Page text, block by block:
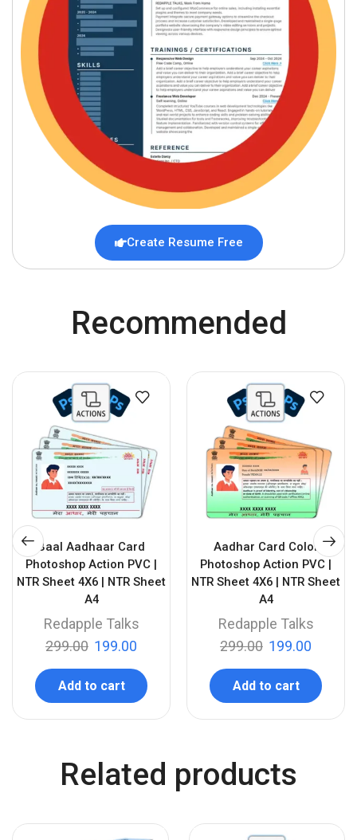
Create Resume Free
Recommended
Baal Aadhaar Card
Photoshop Action PVC |
NTR Sheet 4X6 | NTR Sheet
A4
Redapple Talks
299.00 199.00
Add to cart
Aadhar Card Color
Photoshop Action PVC |
NTR Sheet 4X6 | NTR Sheet
A4
Redapple Talks
299.00 199.00
Add to cart
Related products